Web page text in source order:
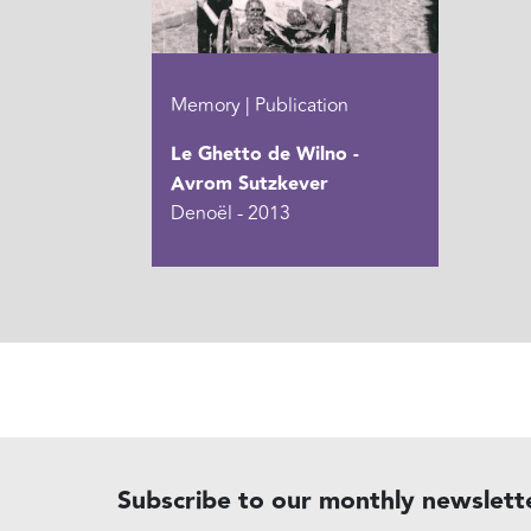
Memory | Publication
Le Ghetto de Wilno -
Avrom Sutzkever
Denoël - 2013
Subscribe to our monthly